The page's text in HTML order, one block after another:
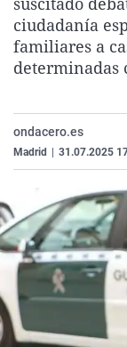
ciudadanía
familiares a
determinadas
ondacero.es
Madrid 31.07.2025